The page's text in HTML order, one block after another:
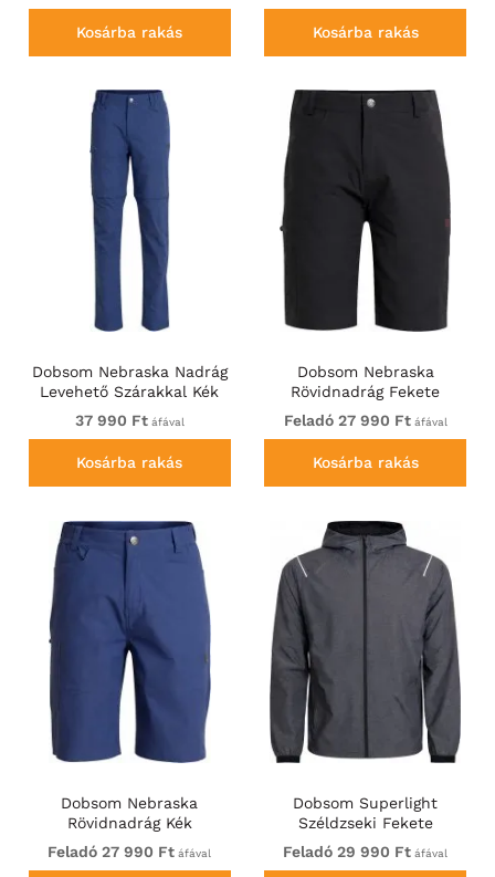
Kosárba rakás Kosárba rakás
Dobsom Nebraska Nadrág
Levehető Szárakkal Kék
37 990 Ftáfával
Kosárba rakás
Dobsom Nebraska
Rövidnadrág Fekete
Feladó 27 990 Ftáfával
Kosárba rakás
Dobsom Nebraska
Rövidnadrág Kék
Feladó 27 990 Ft áfával
Dobsom Superlight
Széldzseki Fekete
Feladó 29 990 Ft áfával